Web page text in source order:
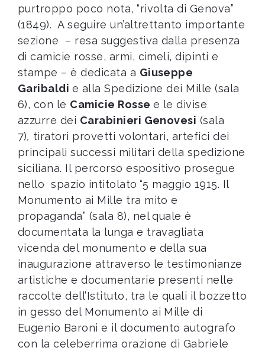
purtroppo poco nota, “rivolta di Genova”
(1849). A seguire un’altrettanto importante
sezione – resa suggestiva dalla presenza
di camicie rosse, armi, cimeli, dipinti e
stampe – è dedicata a Giuseppe
Garibaldi e alla Spedizione dei Mille (sala
6), con le Camicie Rossee le divise
azzurre dei Carabinieri Genovesi (sala
7), tiratori provetti volontari, artefici dei
principali successi militari della spedizione
siciliana. Il percorso espositivo prosegue
nello spazio intitolato “5 maggio 1915. Il
Monumento ai Mille tra mito e
propaganda” (sala 8), nel quale è
documentata la lunga e travagliata
vicenda del monumento e della sua
inaugurazione attraverso le testimonianze
artistiche e documentarie presenti nelle
raccolte dell’Istituto, tra le quali il bozzetto
in gesso del Monumento ai Mille di
Eugenio Baroni e il documento autografo
con la celeberrima orazione di Gabriele